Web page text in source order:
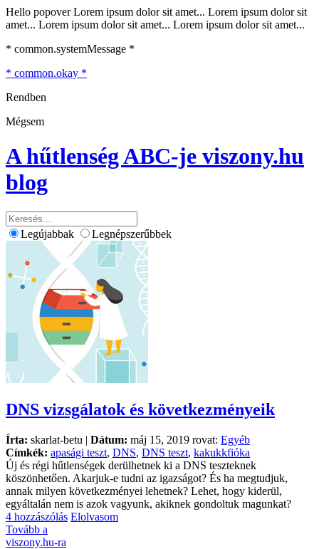
Hello popover Lorem ipsum dolor sit amet... Lorem ipsum dolor sit
amet... Lorem ipsum dolor sit amet... Lorem ipsum dolor sit amet...
* common.systemMessage *
* common.okay *
Rendben
Mégsem
A hűtlenség ABC-je viszony.hu
blog
Legújabbak Legnépszerűbbek
DNS vizsgálatok és következményeik
Írta: skarlat-betu | Dátum: máj 15, 2019 rovat: Egyéb
Címkék: apasági teszt, DNS, DNS teszt, kakukkfióka
Új és régi hűtlenségek derülhetnek ki a DNS teszteknek
köszönhetően. Akarjuk-e tudni az igazságot? És ha megtudjuk,
annak milyen következményei lehetnek? Lehet, hogy kiderül,
egyáltalán nem is azok vagyunk, akiknek gondoltuk magunkat?
4 hozzászólás Elolvasom
Tovább a
viszony.hu-ra